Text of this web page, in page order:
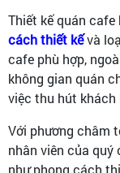
Thiết kế quán
cách thiết kếvà
cafe phù hợp,
không gian quán
việc thu hút khách
Với phương châm
nhân viên của
như phong cách